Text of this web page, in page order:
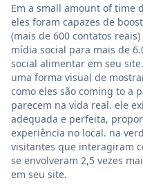
Em a small amount of time
eles foram capazes de
(mais de 600 contatos
mídia social para mais de
social alimentar em seu
uma forma visual de
como eles são coming to a
parecem na vida real. ele
adequada e perfeita,
experiência no local. na
visitantes que interagiram
se envolveram 2,5 vezes
em seu site.